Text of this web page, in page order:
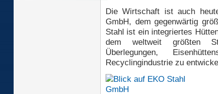
Die Wirtschaft ist auch
GmbH, dem gegenwärtig
Stahl ist ein integriertes
dem weltweit größten
Überlegungen,
Recyclingindustrie zu